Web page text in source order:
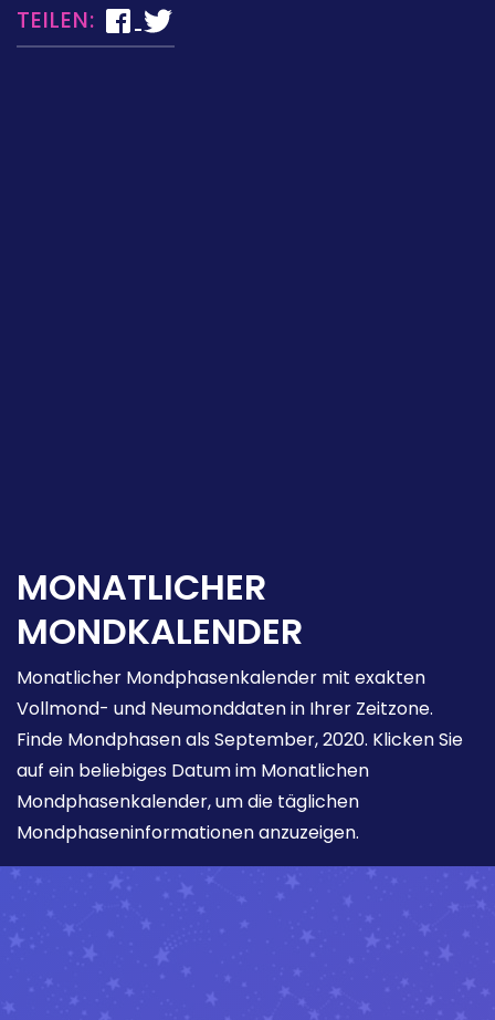
TEILEN:
MONATLICHER
MONDKALENDER
Monatlicher Mondphasenkalender mit exakten
Vollmond- und Neumonddaten in Ihrer Zeitzone.
Finde Mondphasen als September, 2020. Klicken Sie
auf ein beliebiges Datum im Monatlichen
Mondphasenkalender, um die täglichen
Mondphaseninformationen anzuzeigen.